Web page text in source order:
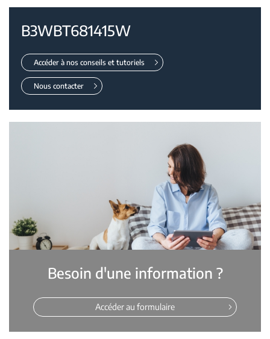
B3WBT681415W
Accéder à nos conseils et tutoriels
Nous contacter
Besoin d'une information ?
Accéder au formulaire